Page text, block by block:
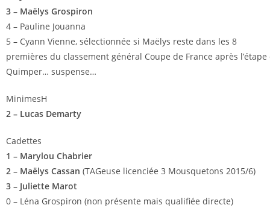
3 – Maëlys Grospiron
4 – Pauline Jouanna
5 – Cyann Vienne, sélectionnée si Maëlys reste dans les 8
premières du classement général Coupe de France après l’étape
Quimper… suspense…
MinimesH
2 – Lucas Demarty
Cadettes
1 – Marylou Chabrier
2 – Maëlys Cassan (TAGeuse licenciée 3 Mousquetons 2015/6)
3 – Juliette Marot
0 – Léna Grospiron (non présente mais qualifiée directe)